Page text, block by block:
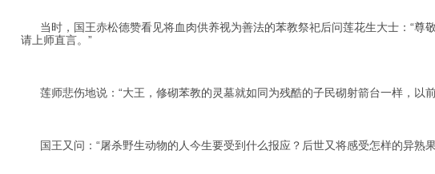
当时，国王赤松德赞看见将血肉供养视为善法的苯教祭祀后问莲花生大士：“尊
请上师直言。”
莲师悲伤地说：“大王，修砌苯教的灵墓就如同为残酷的子民砌射箭台一样，以
国王又问：“屠杀野生动物的人今生要受到什么报应？后世又将感受怎样的异熟